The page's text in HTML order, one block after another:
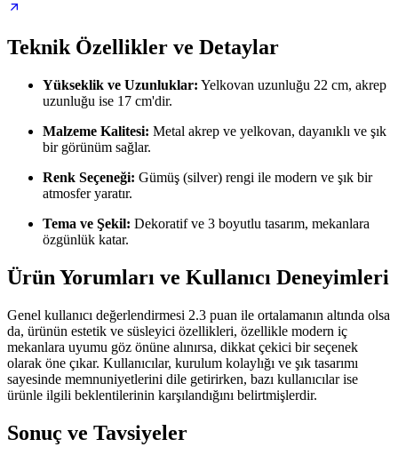
Teknik Özellikler ve Detaylar
Yükseklik ve Uzunluklar: Yelkovan uzunluğu 22 cm, akrep
uzunluğu ise 17 cm'dir.
Malzeme Kalitesi: Metal akrep ve yelkovan, dayanıklı ve şık
bir görünüm sağlar.
Renk Seçeneği: Gümüş (silver) rengi ile modern ve şık bir
atmosfer yaratır.
Tema ve Şekil: Dekoratif ve 3 boyutlu tasarım, mekanlara
özgünlük katar.
Ürün Yorumları ve Kullanıcı Deneyimleri
Genel kullanıcı değerlendirmesi 2.3 puan ile ortalamanın altında olsa
da, ürünün estetik ve süsleyici özellikleri, özellikle modern iç
mekanlara uyumu göz önüne alınırsa, dikkat çekici bir seçenek
olarak öne çıkar. Kullanıcılar, kurulum kolaylığı ve şık tasarımı
sayesinde memnuniyetlerini dile getirirken, bazı kullanıcılar ise
ürünle ilgili beklentilerinin karşılandığını belirtmişlerdir.
Sonuç ve Tavsiyeler